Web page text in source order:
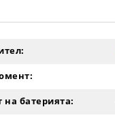
на батерията: